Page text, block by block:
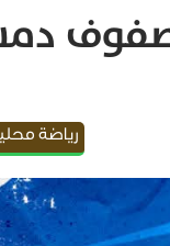
صفوف
رياضة